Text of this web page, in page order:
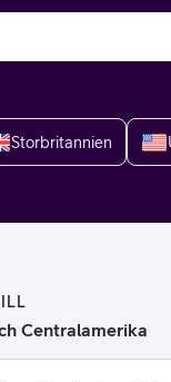
Storbritannien
Centralamerika